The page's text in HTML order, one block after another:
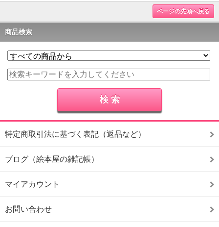
ページの先頭へ戻る
商品検索
特定商取引法に基づく表記（返品など）
ブログ（絵本屋の雑記帳）
マイアカウント
お問い合わせ